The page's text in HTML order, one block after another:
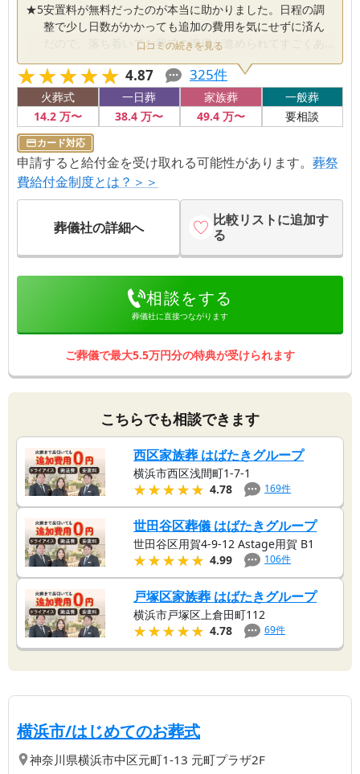
★5安置料が無料だったのが本当に助かりました。日程の調
整で少し日数がかかっても追加の費用を気にせずに済ん
だので、落ち着いてお葬式の準備が進められてすごくあ
口コミの続きを見る
★★★★★
★★★★★ 4.87 325件
火葬式
14.2万〜
一日葬
38.4 万〜
家族葬
49.4万〜
一般葬
要相談
カード対応
申請すると給付金を受け取れる可能性があります。 葬祭
費給付金制度とは？＞＞
葬儀社の詳細へ
比較リストに追加す
る
相談をする
葬儀社に直接つながります
ご葬儀で最大5.5万円分の特典が受けられます
こちらでも相談できます
西区家族葬 はばたきグループ
横浜市西区浅間町1-7-1
★★★★★
★★★★★ 4.78 169件
世田谷区葬儀 はばたきグループ
世田谷区用賀4-9-12 Astage用賀 B1
★★★★★
★★★★★ 4.99 106件
戸塚区家族葬 はばたきグループ
横浜市戸塚区上倉田町112
★★★★★
★★★★★ 4.78 69件
【第2位】
横浜市/はじめてのお葬式| 地域密着のサービ
神奈川県横浜市中区元町1-13 元町プラザ2F